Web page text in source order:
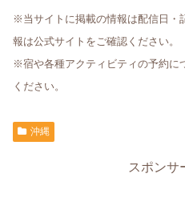
※当サイトに掲載の情報は配信日・
報は公式サイトをご確認ください。
※宿や各種アクティビティの予約に
ください。
沖縄
スポンサ